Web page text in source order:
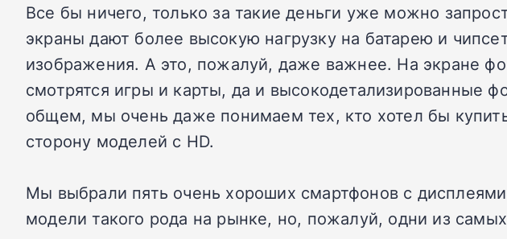
Все бы ничего, только за такие деньги уже можно
экраны дают более высокую нагрузку на батарею и
изображения. А это, пожалуй, даже важнее. На экране
смотрятся игры и карты, да и высокодетализированные
общем, мы очень даже понимаем тех, кто хотел бы
сторону моделей с HD.
Мы выбрали пять очень хороших смартфонов с
модели такого рода на рынке, но, пожалуй, одни из